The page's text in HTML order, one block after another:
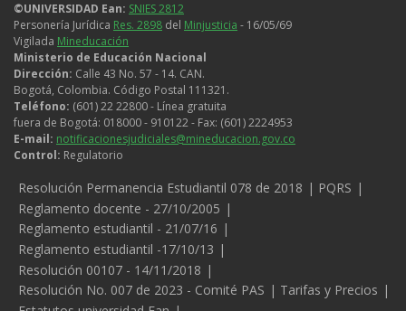
©UNIVERSIDAD Ean: SNIES 2812
Personería Jurídica Res. 2898 del Minjusticia - 16/05/69
Vigilada Mineducación
Ministerio de Educación Nacional
Dirección: Calle 43 No. 57 - 14. CAN.
Bogotá, Colombia. Código Postal 111321.
Teléfono: (601) 22 22800 - Línea gratuita
fuera de Bogotá: 018000 - 910122 - Fax: (601) 2224953
E-mail: notificacionesjudiciales@mineducacion.gov.co
Control: Regulatorio
Legales
Resolución Permanencia Estudiantil 078 de 2018
PQRS
Reglamento docente - 27/10/2005
Reglamento estudiantil - 21/07/16
Reglamento estudiantil -17/10/13
Resolución 00107 - 14/11/2018
Resolución No. 007 de 2023 - Comité PAS
Tarifas y Precios